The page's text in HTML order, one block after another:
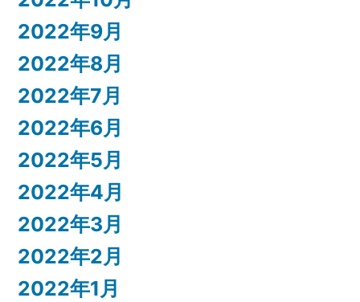
2022年9月
2022年8月
2022年7月
2022年6月
2022年5月
2022年4月
2022年3月
2022年2月
2022年1月